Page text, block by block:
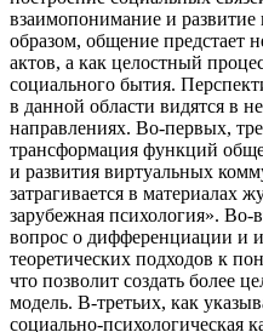
взаимопонимание и
образом, общение предстает
актов, а как целостный
социального бытия.
в данной области видятся в
направлениях. Во-первых,
трансформация функций
и развития виртуальных
затрагивается в материалах
зарубежная психология». Во-
вопрос о дифференциации и
теоретических подходов к
что позволит создать более
модель. В-третьих, как
социально-психологическая